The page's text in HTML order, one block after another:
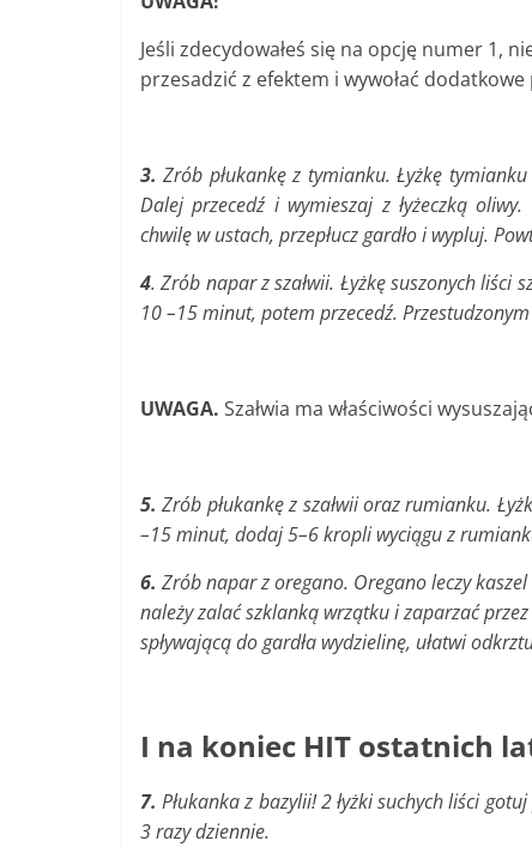
Jeśli zdecydowałeś się na opcję numer 1,
przesadzić z efektem i wywołać
3. Zrób płukankę z tymianku. Łyżkę
Dalej przecedź i wymieszaj z łyżeczką
chwilę w ustach, przepłucz gardło i wypluj.
4. Zrób napar z szałwii. Łyżkę suszonych liści
10 –15 minut, potem przecedź.
UWAGA. Szałwia ma właściwości
5. Zrób płukankę z szałwii oraz rumianku.
–15 minut, dodaj 5–6 kropli wyciągu z
6. Zrób napar z oregano. Oregano leczy
należy zalać szklanką wrzątku i zaparzać
spływającą do gardła wydzielinę, ułatwi
I na koniec HIT ostatnich
7. Płukanka z bazylii! 2 łyżki suchych liści
3 razy dziennie.